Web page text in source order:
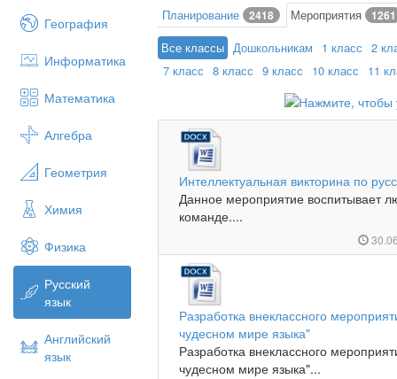
География
Информатика
Математика
Алгебра
Геометрия
Химия
Физика
Русский
язык
Английский
язык
Планирование 2418 Мероприятия 1261
Все классы Дошкольникам 1 класс 2
7 класс 8 класс 9 класс 10 класс 11
Интеллектуальная викторина по
Данное мероприятие воспитывает
команде....
Разработка внеклассного
чудесном мире языка"
Разработка внеклассного
чудесном мире языка"...